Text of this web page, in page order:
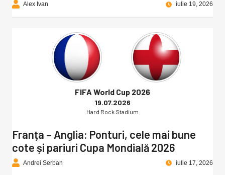
Alex Ivan iulie 19, 2026
FIFA World Cup 2026
19.07.2026
Hard Rock Stadium
Franța – Anglia: Ponturi, cele mai bune
cote și pariuri Cupa Mondială 2026
Andrei Serban iulie 17, 2026